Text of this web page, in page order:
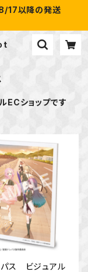
17以降の発送
ECショップです
パス ビジュアル